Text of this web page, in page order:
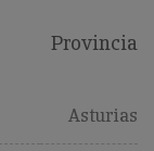
Provincia
Asturias